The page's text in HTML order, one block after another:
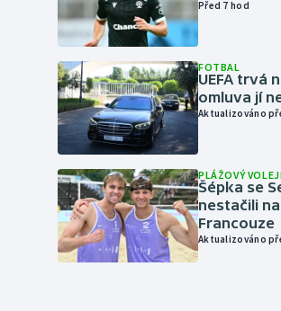
Před 7 hod
FOTBAL
UEFA trvá
omluva jí
Aktualizováno
PLÁŽOVÝ
Šépka se
nestačili
Francouze
Aktualizováno